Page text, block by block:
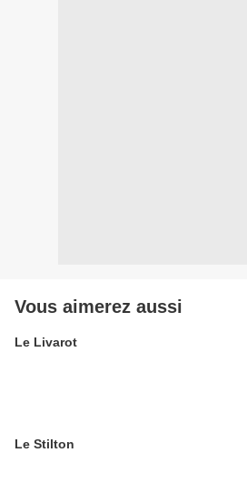
Vous aimerez aussi
Le Livarot
Le Stilton